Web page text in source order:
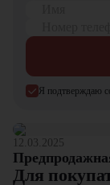
Универсальность
применения
Я подтверждаю
12.03.2025
Для